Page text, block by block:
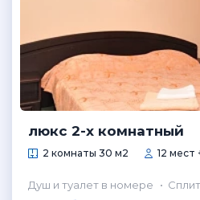
люкс 2-х комнатный
2 комнаты 30 м2 12 мест
Душ и туалет в номере